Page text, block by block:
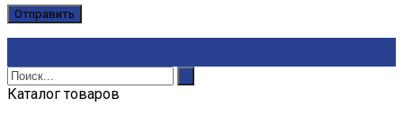
Каталог товаров